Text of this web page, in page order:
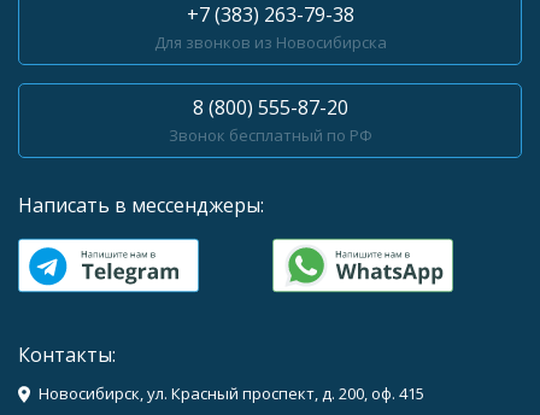
+7 (383) 263-79-38
Для звонков из Новосибирска
8 (800) 555-87-20
Звонок бесплатный по РФ
Написать в мессенджеры:
Контакты:
Новосибирск, ул. Красный проспект, д. 200, оф. 415